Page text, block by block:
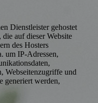
Dienstleister gehostet
die auf dieser Website
des Hosters
um IP-Adressen,
Webseitenzugriffe und
generiert werden,